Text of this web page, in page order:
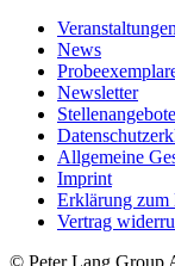
Veranstaltungen
News
Newsletter
Stellenangebote
Allgemeine
Imprint
Erklärung
Vertrag